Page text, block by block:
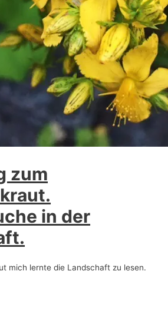
zum
in der
mich lernte die Landschaft zu lesen.